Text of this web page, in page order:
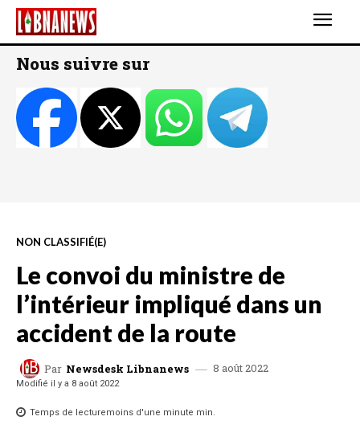
Nous suivre sur
NON CLASSIFIÉ(E)
Le convoi du ministre de
l’intérieur impliqué dans un
accident de la route
Par Newsdesk Libnanews 8 août 2022
Modifié il y a 8 août 2022
Temps de lecturemoins d'une minute min.